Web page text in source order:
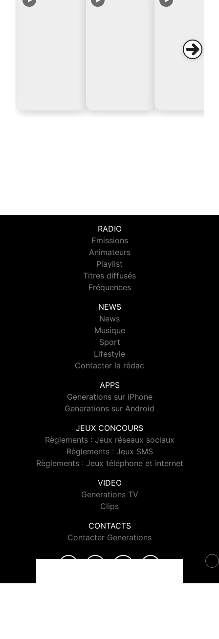
RADIO
Emissions
Animateurs
Playlist
Titres diffusés
Fréquences
NEWS
News
Musique
Sport
Lifestyle
Contacter la rédac
APPS
Generations sur iPhone
Generations sur Android
JEUX CONCOURS
Règlements : Jeux réseaux sociaux
Règlements : Jeux SMS
Règlements : Jeux téléphone et internet
VIDEO
Generations TV
Clips
CONTACTS
Contacter Generations